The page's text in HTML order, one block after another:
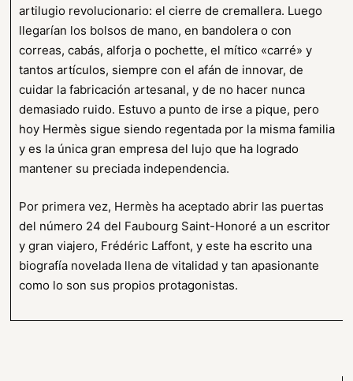
artilugio revolucionario: el cierre de cremallera. Luego
llegarían los bolsos de mano, en bandolera o con
correas, cabás, alforja o pochette, el mítico «carré» y
tantos artículos, siempre con el afán de innovar, de
cuidar la fabricación artesanal, y de no hacer nunca
demasiado ruido. Estuvo a punto de irse a pique, pero
hoy Hermès sigue siendo regentada por la misma familia
y es la única gran empresa del lujo que ha logrado
mantener su preciada independencia.
Por primera vez, Hermès ha aceptado abrir las puertas
del número 24 del Faubourg Saint-Honoré a un escritor
y gran viajero, Frédéric Laffont, y este ha escrito una
biografía novelada llena de vitalidad y tan apasionante
como lo son sus propios protagonistas.